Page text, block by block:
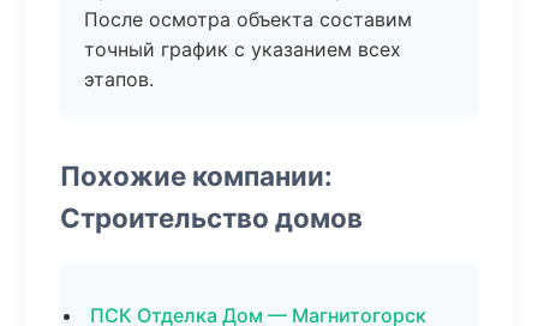
После осмотра объекта составим
точный график с указанием всех
этапов.
Похожие компании:
Строительство домов
ПСК Отделка Дом — Магнитогорск